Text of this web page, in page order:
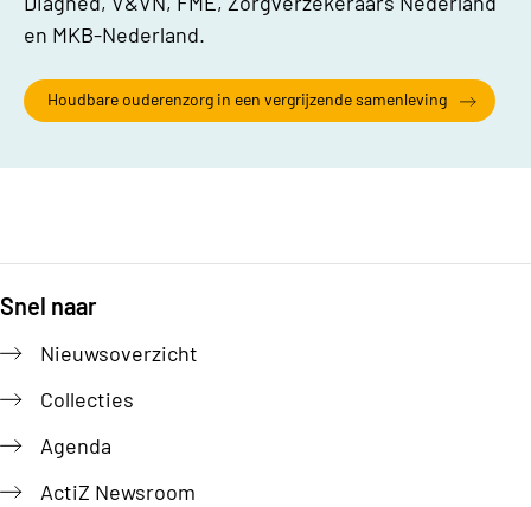
en MKB-Nederland.
Houdbare ouderenzorg in een vergrijzende samenleving
Snel naar
Nieuwsoverzicht
Collecties
Agenda
ActiZ Newsroom